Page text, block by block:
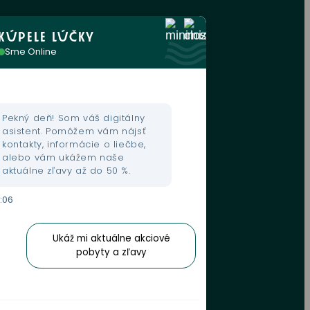
LÚČKY
Sme Online
Pekný deň! Som váš digitálny
asistent. Pomôžem vám nájsť
kontakty, informácie o liečbe,
alebo vám ukážem naše
aktuálne zľavy až do 50 %.
Ukáž mi aktuálne akciové
pobyty a zľavy